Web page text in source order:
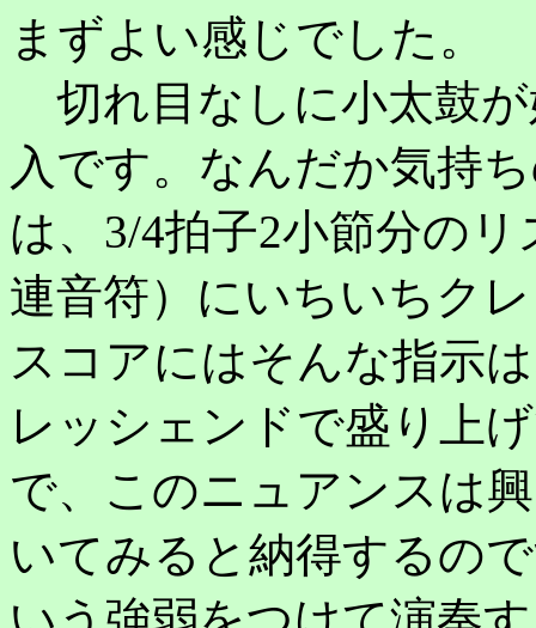
まずよい感じでした。
切れ目なしに小太鼓
入です。なんだか気持
は、3/4拍子2小節分の
連音符）にいちいちク
スコアにはそんな指示
レッシェンドで盛り上
で、このニュアンスは
いてみると納得するの